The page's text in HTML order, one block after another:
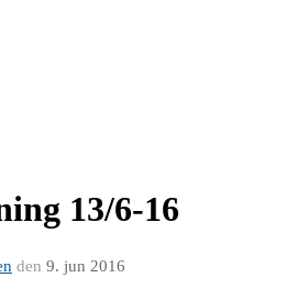
13/6-16
den 9. jun 2016